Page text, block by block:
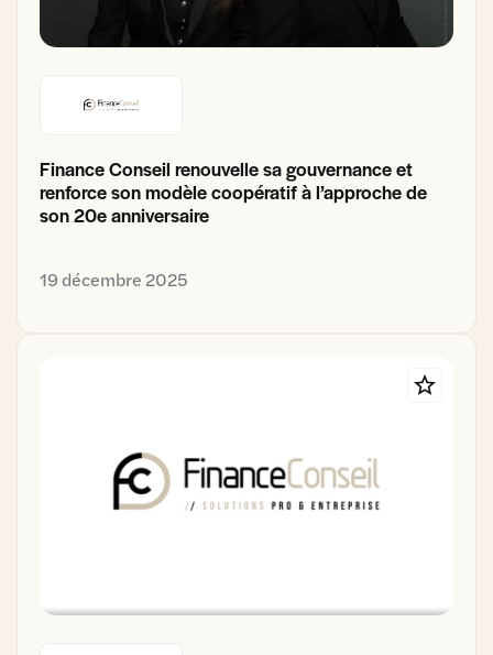
Finance Conseil renouvelle sa gouvernance et
renforce son modèle coopératif à l’approche de
son 20e anniversaire
19 décembre 2025